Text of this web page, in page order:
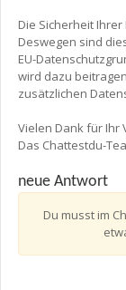
Die Sicherheit
Deswegen sind
EU-
wird dazu
zusätzlichen
Vielen Dank für Ihr
Das Chattestdu-
neue Antwort
Du musst im